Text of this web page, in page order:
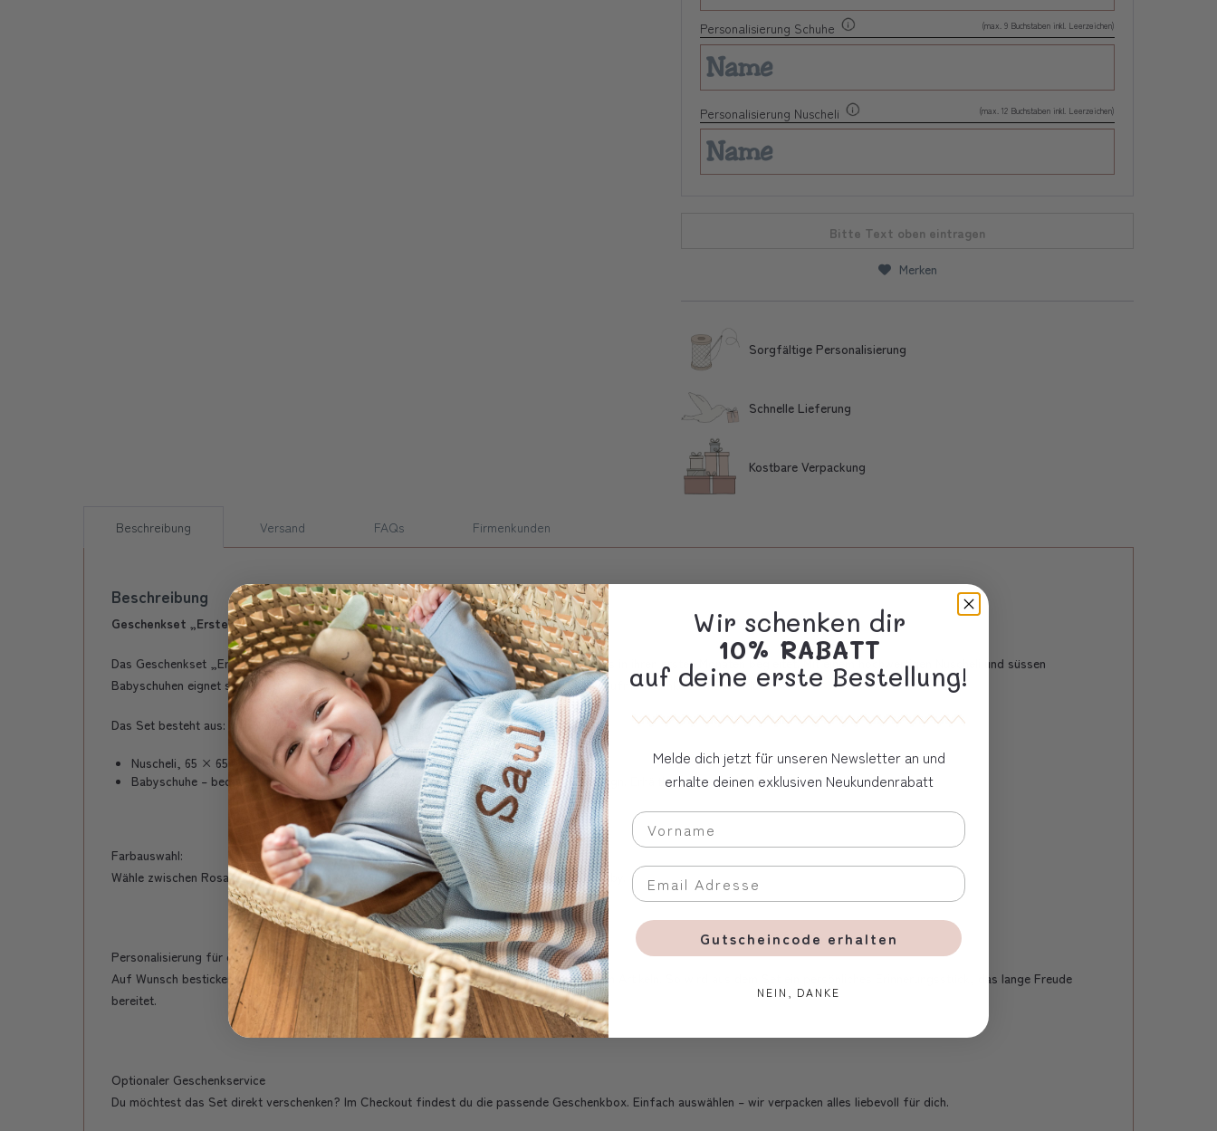
Personalisierung Schuhe (max. 9 Buchstaben inkl. Leerzeichen)
Personalisierung Nuscheli (max. 12 Buchstaben inkl. Leerzeichen)
Bitte Text oben eintragen
Merken
Sorgfältige Personalisierung
Schnelle Lieferung
Kostbare Verpackung
Beschreibung Versand FAQs Firmenkunden
Beschreibung
Geschenkset „Erste Schritte“ Mini – Zart, praktisch & perfekt für kleine Entdecker
Das Geschenkset „Erste Schritte“ Mini ist ein liebevoll zusammengestelltes Duo, das Babys in ihren ersten Monaten begleitet. Mit einem hochwertigen Nuscheli und süssen
Babyschuhen eignet sich dieses Set ideal als Geschenk zur Geburt, Taufe oder als kleine Aufmerksamkeit zwischendurch.
Das Set besteht aus:
Nuscheli, 65 × 65 cm aus 100% Bio-Baumwolle (GOTS-zertifiziert)
Babyschuhe – bequem, niedlich und perfekt abgestimmt auf das ausgewählte Farbdesign. Erhältlich in 3 verschiedenen Grössen.
Farbauswahl:
Wähle zwischen Rosa, Blau oder Offwhite – zeitlos, harmonisch und passend für jedes Baby.
Personalisierung für ein einzigartiges Geschenk
Auf Wunsch besticken wir den Namen deines Kindes – wahlweise auf einem oder auf beiden Artikeln. So wird aus dem Set ein persönliches Erinnerungsstück, das lange Freude
bereitet.
Optionaler Geschenkservice
Du möchtest das Set direkt verschenken? Im Checkout findest du die passende Geschenkbox. Einfach auswählen – wir verpacken alles liebevoll für dich.
Wir schenken dir
10% RABATT
auf deine erste Bestellung!
Melde dich jetzt für unseren Newsletter an und
erhalte deinen exklusiven Neukundenrabatt
Gutscheincode erhalten
NEIN, DANKE